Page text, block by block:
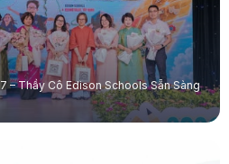
Thầy Cô Edison Schools Sẵn Sàng